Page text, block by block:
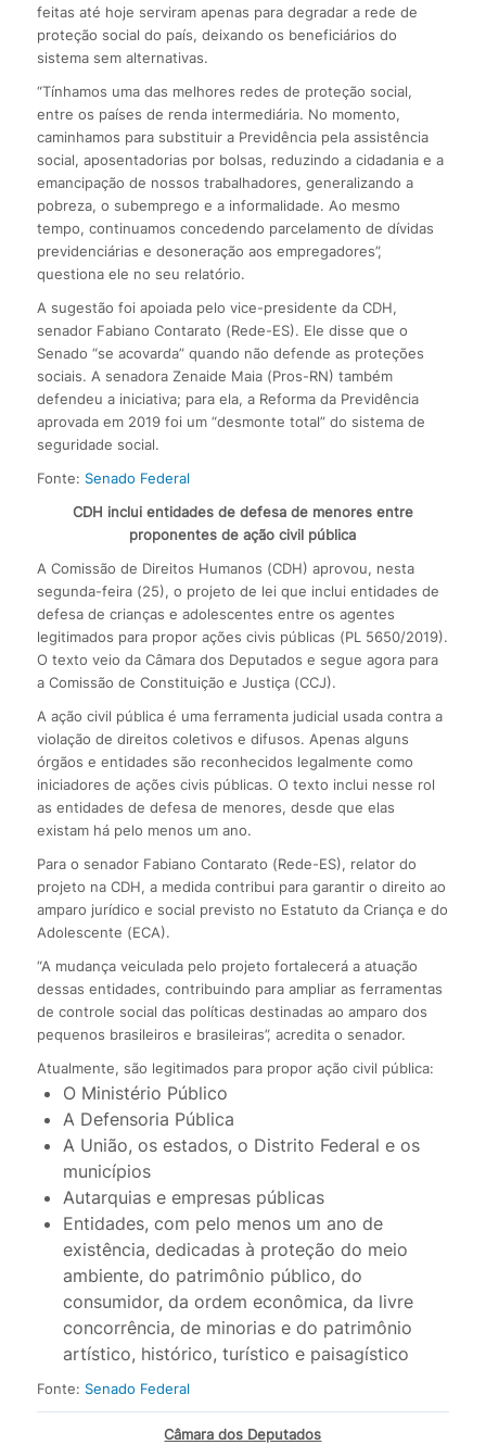
feitas até hoje serviram apenas para degradar a rede de
proteção social do país, deixando os beneficiários do
sistema sem alternativas.
“Tínhamos uma das melhores redes de proteção social,
entre os países de renda intermediária. No momento,
caminhamos para substituir a Previdência pela assistência
social, aposentadorias por bolsas, reduzindo a cidadania e a
emancipação de nossos trabalhadores, generalizando a
pobreza, o subemprego e a informalidade. Ao mesmo
tempo, continuamos concedendo parcelamento de dívidas
previdenciárias e desoneração aos empregadores”,
questiona ele no seu relatório.
A sugestão foi apoiada pelo vice-presidente da CDH,
senador Fabiano Contarato (Rede-ES). Ele disse que o
Senado “se acovarda” quando não defende as proteções
sociais. A senadora Zenaide Maia (Pros-RN) também
defendeu a iniciativa; para ela, a Reforma da Previdência
aprovada em 2019 foi um “desmonte total” do sistema de
seguridade social.
Fonte: Senado Federal
CDH inclui entidades de defesa de menores entre
proponentes de ação civil pública
A Comissão de Direitos Humanos (CDH) aprovou, nesta
segunda-feira (25), o projeto de lei que inclui entidades de
defesa de crianças e adolescentes entre os agentes
legitimados para propor ações civis públicas (PL 5650/2019).
O texto veio da Câmara dos Deputados e segue agora para
a Comissão de Constituição e Justiça (CCJ).
A ação civil pública é uma ferramenta judicial usada contra a
violação de direitos coletivos e difusos. Apenas alguns
órgãos e entidades são reconhecidos legalmente como
iniciadores de ações civis públicas. O texto inclui nesse rol
as entidades de defesa de menores, desde que elas
existam há pelo menos um ano.
Para o senador Fabiano Contarato (Rede-ES), relator do
projeto na CDH, a medida contribui para garantir o direito ao
amparo jurídico e social previsto no Estatuto da Criança e do
Adolescente (ECA).
“A mudança veiculada pelo projeto fortalecerá a atuação
dessas entidades, contribuindo para ampliar as ferramentas
de controle social das políticas destinadas ao amparo dos
pequenos brasileiros e brasileiras”, acredita o senador.
Atualmente, são legitimados para propor ação civil pública:
O Ministério Público
A Defensoria Pública
A União, os estados, o Distrito Federal e os
municípios
Autarquias e empresas públicas
Entidades, com pelo menos um ano de
existência, dedicadas à proteção do meio
ambiente, do patrimônio público, do
consumidor, da ordem econômica, da livre
concorrência, de minorias e do patrimônio
artístico, histórico, turístico e paisagístico
Fonte: Senado Federal
Câmara dos Deputados